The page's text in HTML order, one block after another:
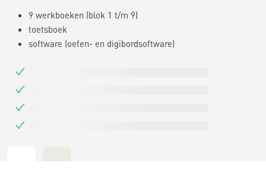
9 werkboeken (blok 1 t/m 9)
toetsboek
software (oefen- en digibordsoftware)